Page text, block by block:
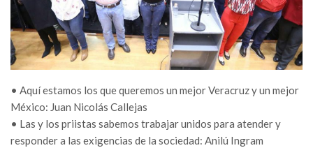
• Aquí estamos los que queremos un mejor Veracruz y un mejor
México: Juan Nicolás Callejas
• Las y los priistas sabemos trabajar unidos para atender y
responder a las exigencias de la sociedad: Anilú Ingram